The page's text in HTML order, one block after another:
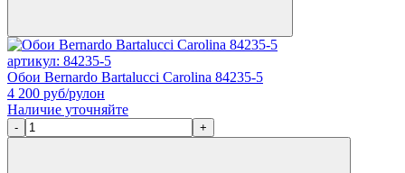
артикул: 84235-5
Обои Bernardo Bartalucci Carolina 84235-5
4 200 руб/рулон
Наличие уточняйте
- +